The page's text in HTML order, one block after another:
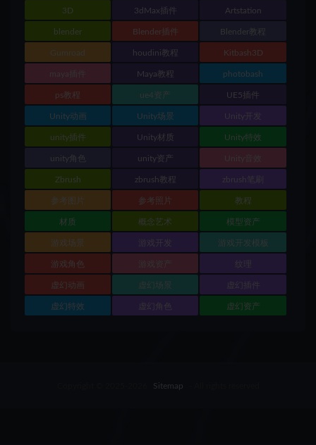
3D 3dMax插件 Artstation
blender Blender插件 Blender教程
Gumroad houdini教程 Kitbash3D
maya插件 Maya教程 photobash
ps教程 ue4资产 UE5插件
Unity动画 Unity场景 Unity开发
unity插件 Unity材质 Unity特效
unity角色 unity资产 Unity音效
Zbrush zbrush教程 zbrush笔刷
参考图片 参考照片 教程
材质 概念艺术 模型资产
游戏场景 游戏开发 游戏开发模板
游戏角色 游戏资产 纹理
虚幻动画 虚幻场景 虚幻插件
虚幻特效 虚幻角色 虚幻资产
Sitemap